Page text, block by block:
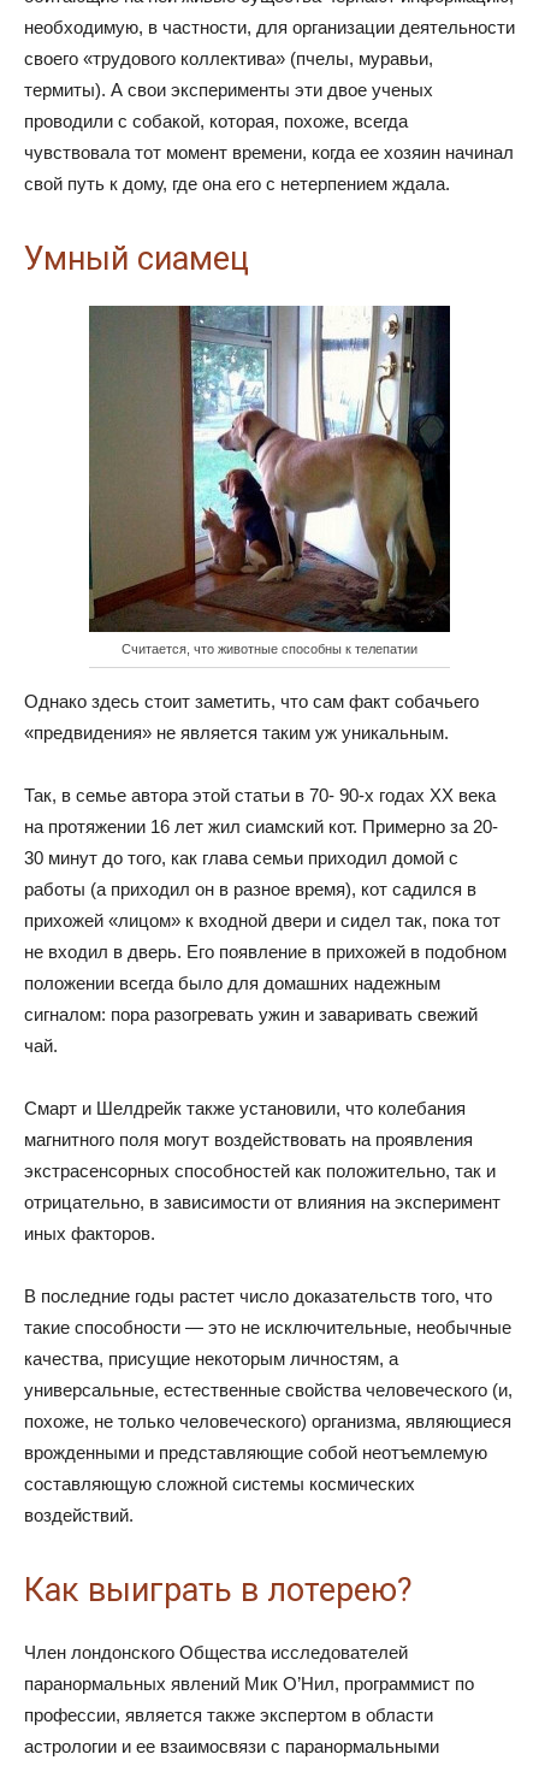
необходимую, в частности, для организации деятельности
своего «трудового коллектива» (пчелы, муравьи,
термиты). А свои эксперименты эти двое ученых
проводили с собакой, которая, похоже, всегда
чувствовала тот момент времени, когда ее хозяин начинал
свой путь к дому, где она его с нетерпением ждала.
Умный сиамец
Считается, что животные способны к телепатии
Однако здесь стоит заметить, что сам факт собачьего
«предвидения» не является таким уж уникальным.
Так, в семье автора этой статьи в 70- 90-х годах XX века
на протяжении 16 лет жил сиамский кот. Примерно за 20-
30 минут до того, как глава семьи приходил домой с
работы (а приходил он в разное время), кот садился в
прихожей «лицом» к входной двери и сидел так, пока тот
не входил в дверь. Его появление в прихожей в подобном
положении всегда было для домашних надежным
сигналом: пора разогревать ужин и заваривать свежий
чай.
Смарт и Шелдрейк также установили, что колебания
магнитного поля могут воздействовать на проявления
экстрасенсорных способностей как положительно, так и
отрицательно, в зависимости от влияния на эксперимент
иных факторов.
В последние годы растет число доказательств того, что
такие способности — это не исключительные, необычные
качества, присущие некоторым личностям, а
универсальные, естественные свойства человеческого (и,
похоже, не только человеческого) организма, являющиеся
врожденными и представляющие собой неотъемлемую
составляющую сложной системы космических
воздействий.
Как выиграть в лотерею?
Член лондонского Общества исследователей
паранормальных явлений Мик О’Нил, программист по
профессии, является также экспертом в области
астрологии и ее взаимосвязи с паранормальными